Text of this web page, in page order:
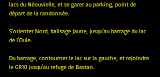
lacs du Néouvielle, et se garer au parking, point de
départ de la randonnée.
S'orienter Nord, balisage jaune, jusqu'au barrage du lac
de l'Oule.
Du barrage, contourner le lac sur la gauche, et rejoindre
le GR10 jusqu'au refuge de Bastan.